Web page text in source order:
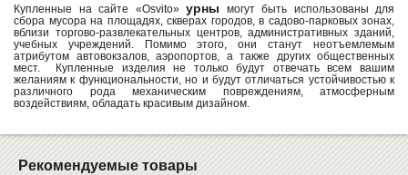
Купленные на сайте «Osvito» урны могут быть использованы для
сбора мусора на площадях, скверах городов, в садово-парковых зонах,
вблизи торгово-развлекательных центров, административных зданий,
учебных учреждений. Помимо этого, они станут неотъемлемым
атрибутом автовокзалов, аэропортов, а также других общественных
мест. Купленные изделия не только будут отвечать всем вашим
желаниям к функциональности, но и будут отличаться устойчивостью к
различного рода механическим повреждениям, атмосферным
воздействиям, обладать красивым дизайном.
Рекомендуемые товары